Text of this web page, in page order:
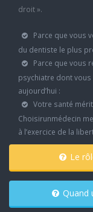
droit ».
Parce que vous
du dentiste le plus
Parce que vous
psychiatre dont vous
aujourd’hui :
Votre santé
Choisirunmédecin
à l’exercice de la